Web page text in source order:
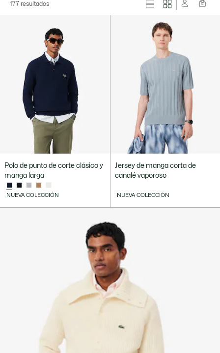
177 resultados
Polo de punto de corte clásico y
manga larga
NUEVA COLECCIÓN
Jersey de manga corta de
canalé vaporoso
NUEVA COLECCIÓN